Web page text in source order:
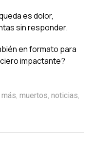
es dolor,
sin responder.
en formato para
impactante?
más, muertos, noticias,